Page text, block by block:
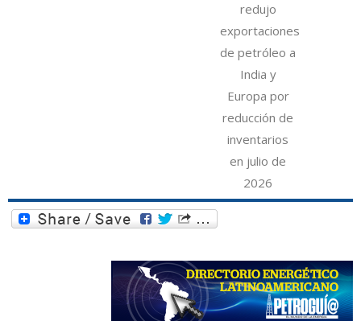
redujo
exportaciones
de petróleo a
India y
Europa por
reducción de
inventarios
en julio de
2026